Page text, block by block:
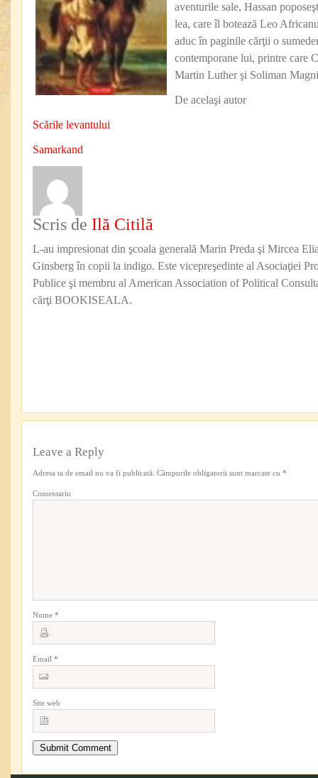
aventurile sale, Hassan
lea, care îl botează Leo
aduc în paginile cărţii o
contemporane lui, printre care
Martin Luther şi Soliman
De acelaşi autor
Scările levantului
Samarkand
Scris de Ilă Citilă
L-au impresionat din şcoala generală Marin Preda şi Mircea
Ginsberg în copii la indigo. Este vicepreşedinte al Asociaţiei
Publice şi membru al American Association of Political
cărţi BOOKISEALA.
Leave a Reply
Adresa ta de email nu va fi publicată. Câmpurile obligatorii sunt marcate cu *
Comentariu
Nume *
Email *
Site web